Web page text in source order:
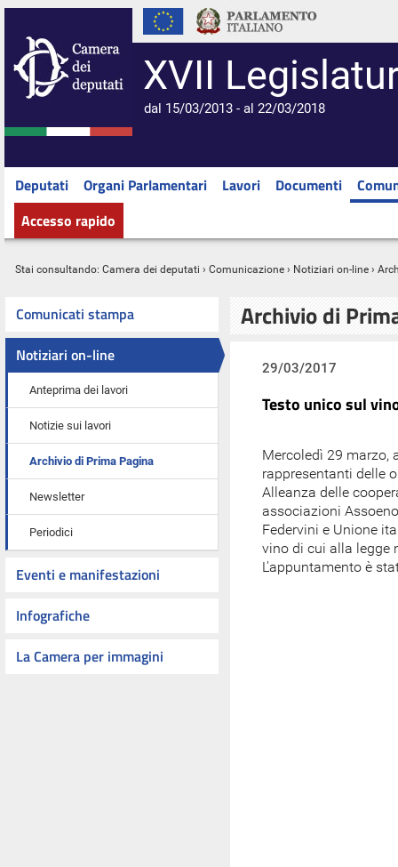
XVII
dal 15/03/2013 - al 22/03/2018
Deputati Organi Parlamentari Lavori Documenti
Accesso rapido
Stai consultando: Camera dei deputati › Comunicazione › Notiziari on-line ›
Comunicati stampa
Notiziari on-line
Anteprima dei lavori
Notizie sui lavori
Archivio di Prima Pagina
Newsletter
Periodici
Eventi e manifestazioni
Infografiche
La Camera per immagini
Archivio di
29/03/2017
Testo unico sul
Mercoledì 29 marzo,
rappresentanti delle
Alleanza delle
associazioni
Federvini e Unione
vino di cui alla legge
L'appuntamento è